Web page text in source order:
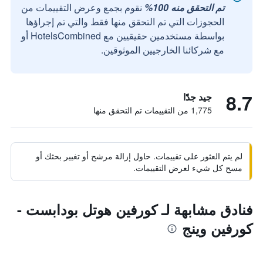
تم التحقق منه 100%
نقوم بجمع وعرض التقييمات من
الحجوزات التي تم التحقق منها فقط والتي تم إجراؤها
بواسطة مستخدمين حقيقيين مع HotelsCombined أو
مع شركائنا الخارجيين الموثوقين.
8.7 جيد جدًا
1,775 من التقييمات تم التحقق منها
لم يتم العثور على تقييمات. حاول إزالة مرشح أو تغيير بحثك أو
مسح كل شيء لعرض التقييمات.
فنادق مشابهة لـ كورفين هوتل بودابست -
كورفين وينج